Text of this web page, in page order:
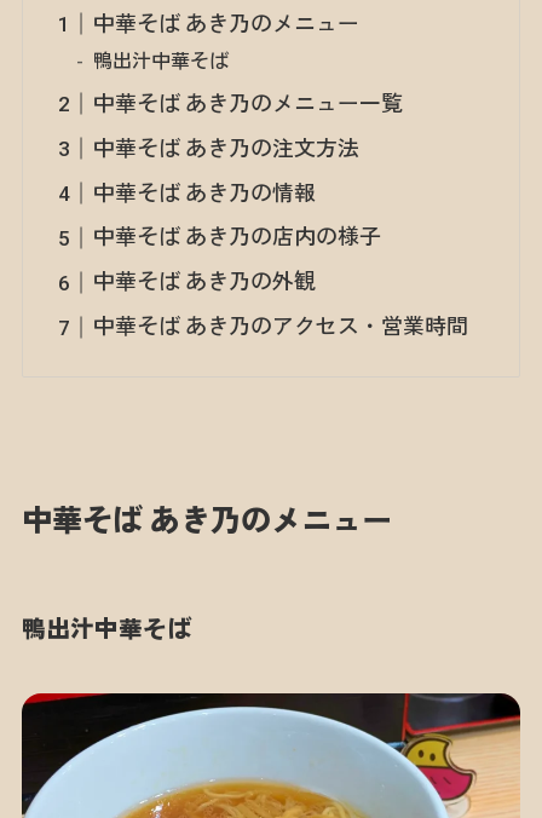
中華そば あき乃のメニュー
鴨出汁中華そば
中華そば あき乃のメニュー一覧
中華そば あき乃の注文方法
中華そば あき乃の情報
中華そば あき乃の店内の様子
中華そば あき乃の外観
中華そば あき乃のアクセス・営業時間
中華そば あき乃のメニュー
鴨出汁中華そば